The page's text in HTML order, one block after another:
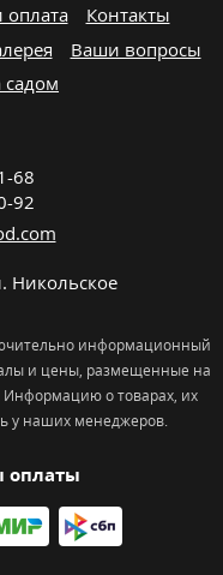
оплата
Контакты
Ваши вопросы
садом
оплаты
68
92
Никольcкое
информационный
и цены, размещенные на
Информацию о товарах, их
у наших менеджеров.